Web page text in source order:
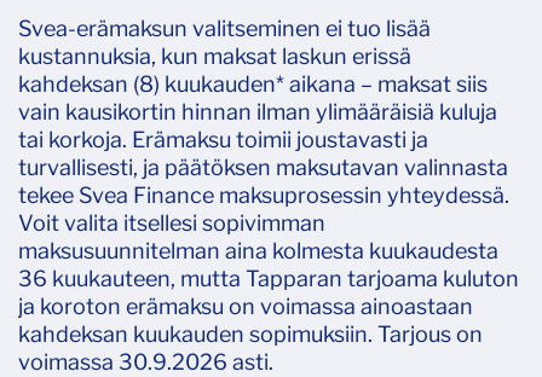
Svea-erämaksun valitseminen ei tuo lisää
kustannuksia, kun maksat laskun erissä
kahdeksan (8) kuukauden* aikana – maksat siis
vain kausikortin hinnan ilman ylimääräisiä kuluja
tai korkoja. Erämaksu toimii joustavasti ja
turvallisesti, ja päätöksen maksutavan valinnasta
tekee Svea Finance maksuprosessin yhteydessä.
Voit valita itsellesi sopivimman
maksusuunnitelman aina kolmesta kuukaudesta
36 kuukauteen, mutta Tapparan tarjoama kuluton
ja koroton erämaksu on voimassa ainoastaan
kahdeksan kuukauden sopimuksiin. Tarjous on
voimassa 30.9.2026 asti.